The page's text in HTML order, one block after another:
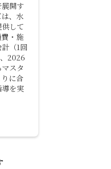
開す
、水
して
・施
（1回
2026
スタ
に合
を実